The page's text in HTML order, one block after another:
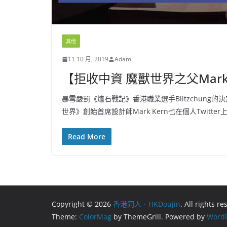
其他
11 10 月, 2019 Adam
【拒收中資 魔獸世界之父
暴雪嚴罰《爐石戰記》香港職業選手Blitzchung的
世界》創始首席設計師Mark Kern也在個人Twitter
Read More
Copyright © 2026 香港同人．HKDoujin. All rights
Theme: ColorMag by ThemeGrill. Powered by